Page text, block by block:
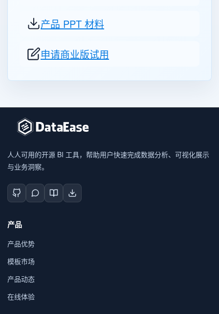
产品 PPT 材料
申请商业版试用
人人可用的开源 BI 工具，帮助用户快速完成数据分析、可视化展示
与业务洞察。
产品
产品优势
模板市场
产品动态
在线体验